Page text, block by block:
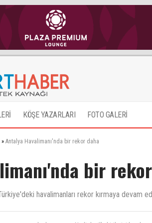
KÖŞE YAZARLARI FOTO GALERİ
» Antalya Havalimanı'nda bir rekor daha
bir
havalimanları rekor kırmaya devam